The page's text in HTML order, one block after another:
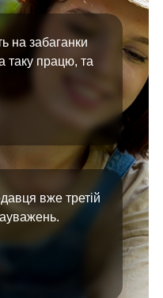
на забаганки
таку працю, та
вже третій